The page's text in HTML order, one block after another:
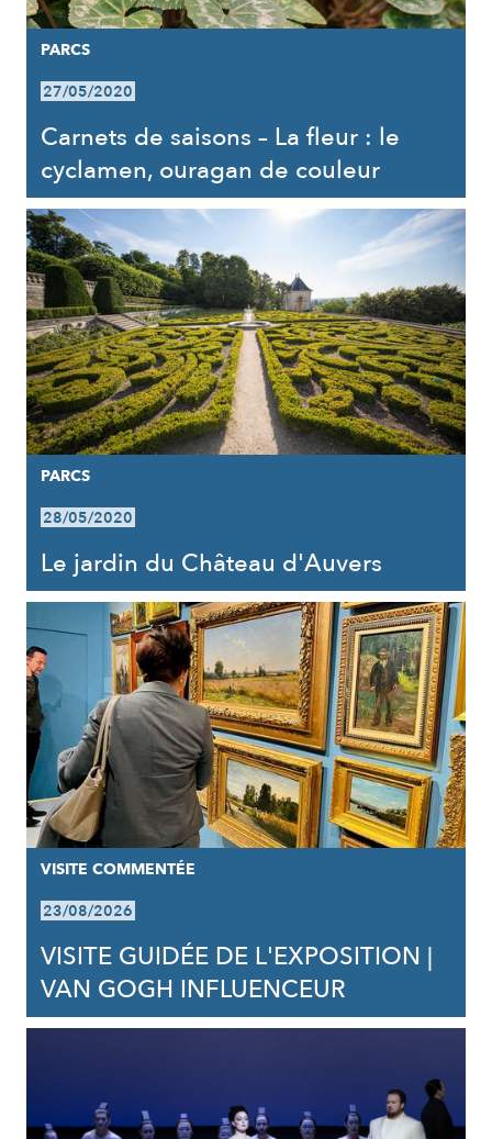
PARCS
27/05/2020
Carnets de saisons – La fleur : le
cyclamen, ouragan de couleur
PARCS
28/05/2020
Le jardin du Château d'Auvers
VISITE COMMENTÉE
23/08/2026
VISITE GUIDÉE DE L'EXPOSITION |
VAN GOGH INFLUENCEUR